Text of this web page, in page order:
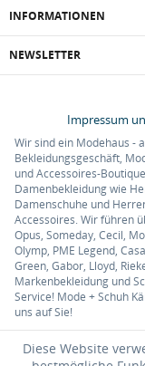
INFORMATIONEN
NEWSLETTER
Impressum
Wir sind ein Modehaus -
Bekleidungsgeschäft,
und Accessoires-
Damenbekleidung wie
Damenschuhe und
Accessoires. Wir führen
Opus, Someday, Cecil,
Olymp, PME Legend,
Green, Gabor, Lloyd,
Markenbekleidung und
Service! Mode + Schuh
uns auf Sie!
Diese Website